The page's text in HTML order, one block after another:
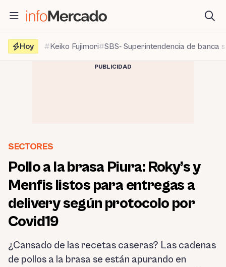
contenido
Hoy
Keiko Fujimori SBS- Superintendencia de banca
PUBLICIDAD
SECTORES
Pollo a la brasa Piura: Roky’s y
Menfis listos para entregas a
delivery según protocolo por
Covid19
¿Cansado de las recetas caseras? Las cadenas
de pollos a la brasa se están apurando en